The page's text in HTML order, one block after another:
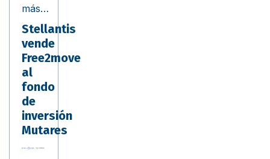
más…
Stellantis
vende
Free2move
al
fondo
de
inversión
Mutares